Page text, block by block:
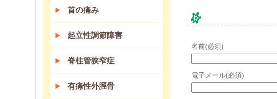
名前(必須)
電子メール(必須)
首の痛み
起立性調節障害
脊柱管狭窄症
有痛性外脛骨